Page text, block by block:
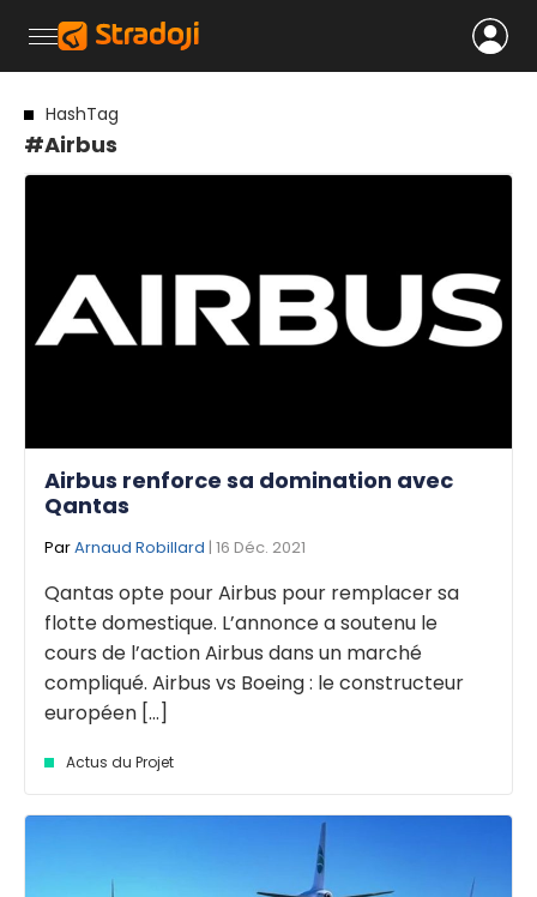
HashTag
#Airbus
Airbus renforce sa domination avec
Qantas
ParArnaud Robillard | 16 Déc. 2021
Qantas opte pour Airbus pour remplacer sa
flotte domestique. L’annonce a soutenu le
cours de l’action Airbus dans un marché
compliqué. Airbus vs Boeing : le constructeur
européen [...]
Actus du Projet